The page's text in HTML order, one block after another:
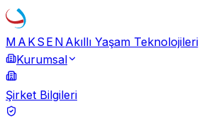
MAKSEN Akıllı Yaşam Teknolojileri
Kurumsal
Şirket Bilgileri